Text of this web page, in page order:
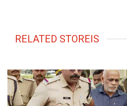
RELATED STOREIS